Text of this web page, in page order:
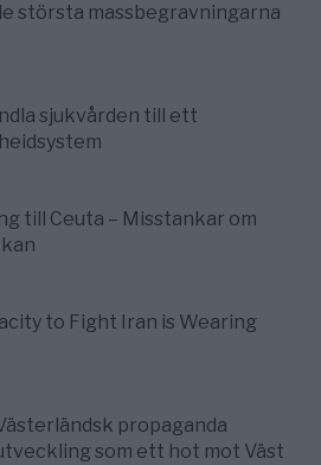
största massbegravningarna
sjukvården till ett
till Ceuta – Misstankar om
to Fight Iran is Wearing
propaganda
som ett hot mot Väst